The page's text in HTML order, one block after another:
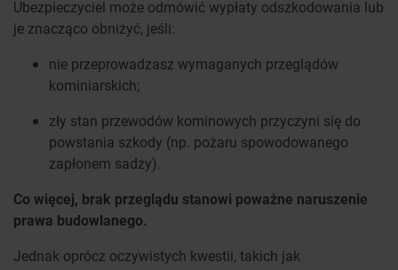
Ubezpieczyciel może odmówić wypłaty odszkodowania lub
je znacząco obniżyć, jeśli:
nie przeprowadzasz wymaganych przeglądów
kominiarskich;
zły stan przewodów kominowych przyczyni się do
powstania szkody (np. pożaru spowodowanego
zapłonem sadzy).
Co więcej, brak przeglądu stanowi poważne naruszenie
prawa budowlanego.
Jednak oprócz oczywistych kwestii, takich jak